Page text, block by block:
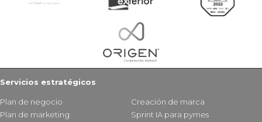
Servicios estratégicos
Plan de negocio
Plan de marketing
Creación de marca
Sprint IA para pymes